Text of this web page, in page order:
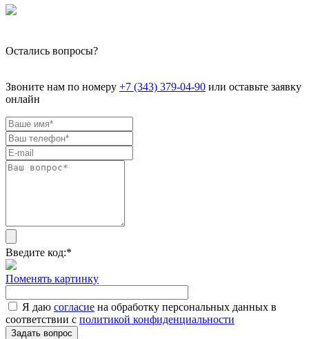
Остались вопросы?
Звоните нам по номеру +7 (343) 379-04-90 или оставьте заявку
онлайн
Введите код:*
Поменять картинку
Я даю согласие на обработку персональных данных в
соответствии с политикой конфиденциальности
Задать вопрос